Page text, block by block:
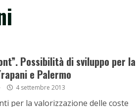
Possibilità di sviluppo per la
e Palermo
4 settembre 2013
per la valorizzazione delle coste